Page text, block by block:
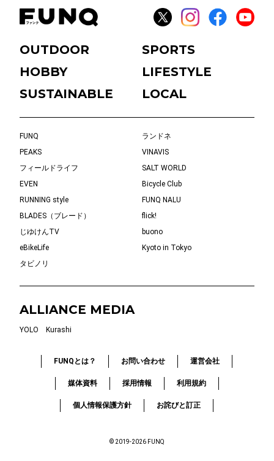
OUTDOOR
SPORTS
HOBBY
LIFESTYLE
SUSTAINABLE
LOCAL
FUNQ
ランドネ
PEAKS
VINAVIS
フィールドライフ
SALT WORLD
EVEN
Bicycle Club
RUNNING style
FUNQ NALU
BLADES（ブレード）
flick!
じゆけんTV
buono
eBikeLife
Kyoto in Tokyo
タビノリ
ALLIANCE MEDIA
YOLO Kurashi
FUNQとは？ お問い合わせ 運営会社
媒体資料 採用情報 利用規約
個人情報保護方針 お詫びと訂正
© 2019-2026 FUNQ